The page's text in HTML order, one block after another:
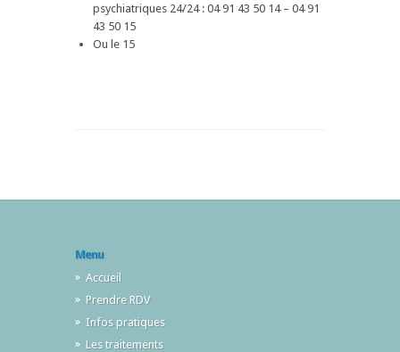
psychiatriques 24/24 : 04 91 43 50 14 – 04 91
43 50 15
Ou le 15
Menu
Accueil
Prendre RDV
Infos pratiques
Les traitements